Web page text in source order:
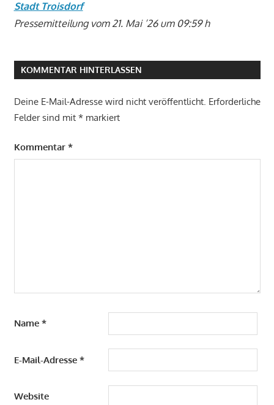
Stadt Troisdorf
Pressemitteilung vom 21. Mai ’26 um 09:59 h
KOMMENTAR HINTERLASSEN
Deine E-Mail-Adresse wird nicht veröffentlicht. Erforderliche
Felder sind mit *markiert
Kommentar *
Name *
E-Mail-Adresse *
Website